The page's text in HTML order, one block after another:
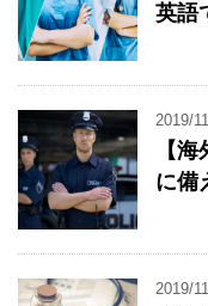
英
2019/
【
に
2019/